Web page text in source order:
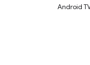
Android